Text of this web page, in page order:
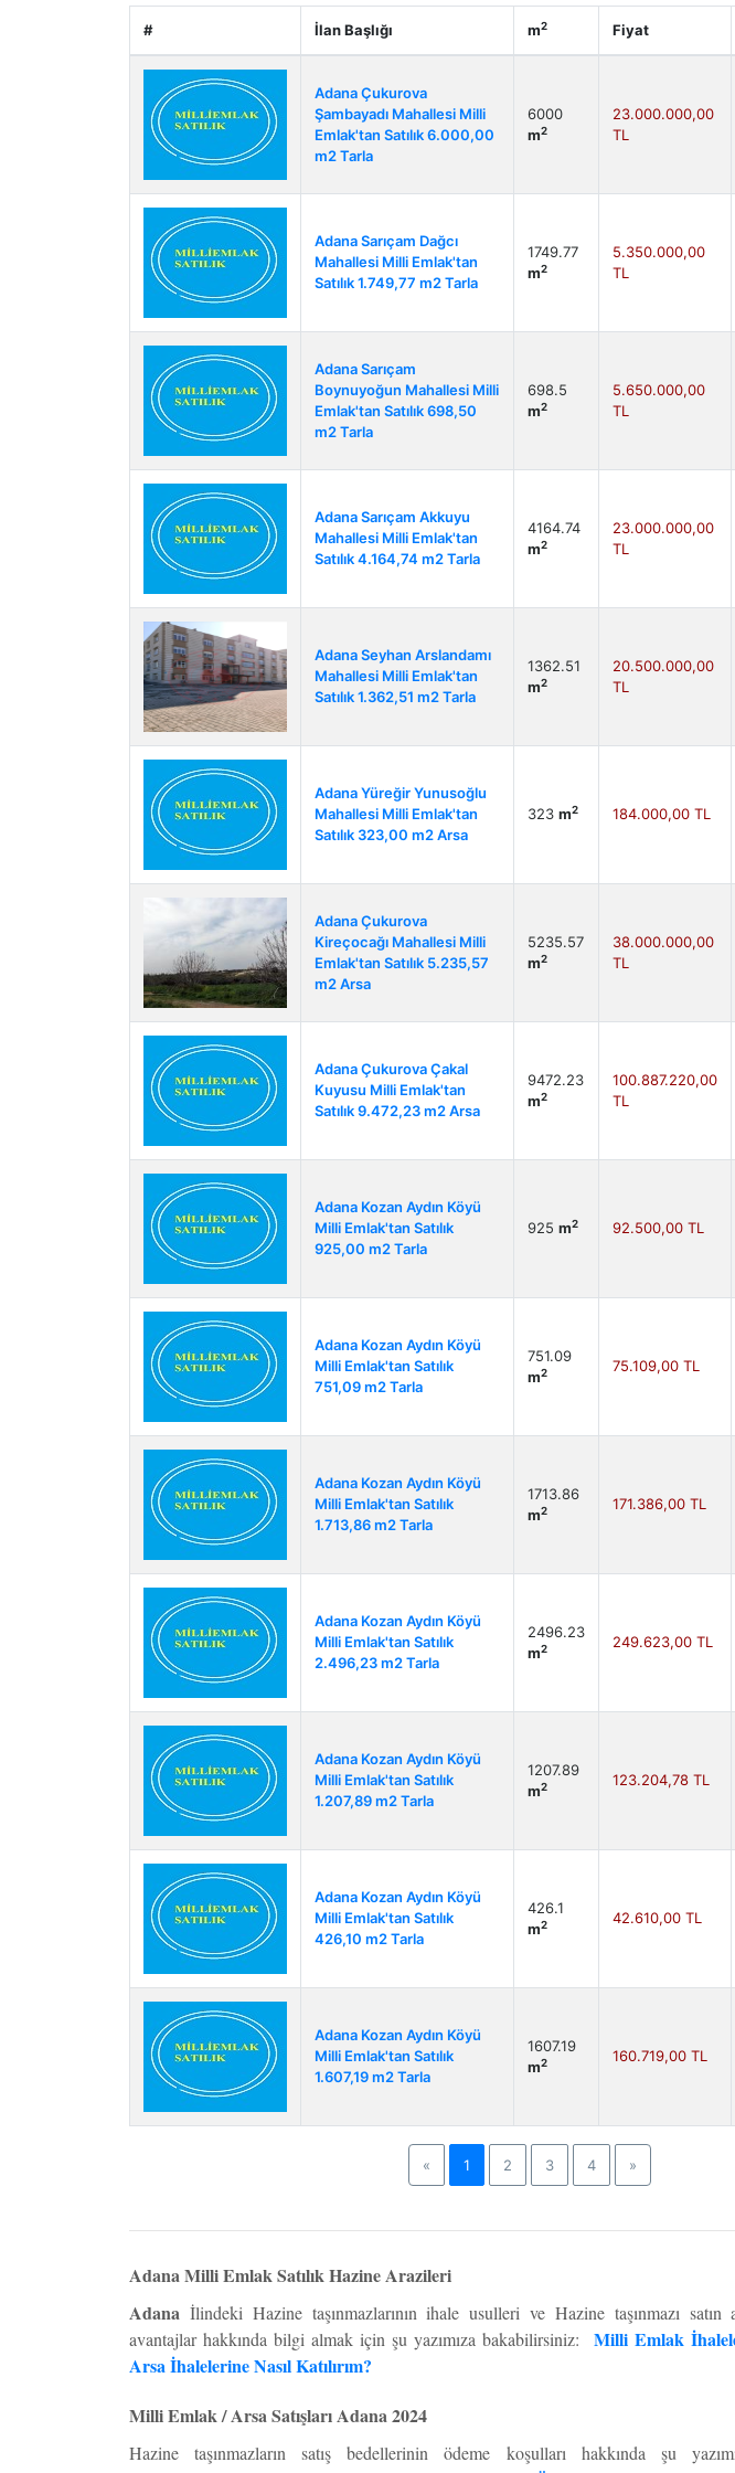
# İlan Başlığı m2 Fiyat
Adana Çukurova
Şambayadı Mahallesi Milli
Emlak'tan Satılık 6.000,00
m2 Tarla
6000
m2
23.000.000,00
TL
Adana Sarıçam Dağcı
Mahallesi Milli Emlak'tan
Satılık 1.749,77 m2 Tarla
1749.77
m2
5.350.000,00
TL
Adana Sarıçam
Boynuyoğun Mahallesi Milli
Emlak'tan Satılık 698,50
m2 Tarla
698.5
m2
5.650.000,00
TL
Adana Sarıçam Akkuyu
Mahallesi Milli Emlak'tan
Satılık 4.164,74 m2 Tarla
4164.74
m2
23.000.000,00
TL
Adana Seyhan Arslandamı
Mahallesi Milli Emlak'tan
Satılık 1.362,51 m2 Tarla
1362.51
m2
20.500.000,00
TL
Adana Yüreğir Yunusoğlu
Mahallesi Milli Emlak'tan
Satılık 323,00 m2 Arsa
323 m2 184.000,00 TL
Adana Çukurova
Kireçocağı Mahallesi Milli
Emlak'tan Satılık 5.235,57
m2 Arsa
5235.57
m2
38.000.000,00
TL
Adana Çukurova Çakal
Kuyusu Milli Emlak'tan
Satılık 9.472,23 m2 Arsa
9472.23
m2
100.887.220,00
TL
Adana Kozan Aydın Köyü
Milli Emlak'tan Satılık
925,00 m2 Tarla
925 m2 92.500,00 TL
Adana Kozan Aydın Köyü
Milli Emlak'tan Satılık
751,09 m2 Tarla
751.09
m2 75.109,00 TL
Adana Kozan Aydın Köyü
Milli Emlak'tan Satılık
1.713,86 m2 Tarla
1713.86
m2 171.386,00 TL
Adana Kozan Aydın Köyü
Milli Emlak'tan Satılık
2.496,23 m2 Tarla
2496.23
m2 249.623,00 TL
Adana Kozan Aydın Köyü
Milli Emlak'tan Satılık
1.207,89 m2 Tarla
1207.89
m2 123.204,78 TL
Adana Kozan Aydın Köyü
Milli Emlak'tan Satılık
426,10 m2 Tarla
426.1
m2 42.610,00 TL
Adana Kozan Aydın Köyü
Milli Emlak'tan Satılık
1.607,19 m2 Tarla
1607.19
m2 160.719,00 TL
«Previous
1 2 3 4 »Next
Adana Milli Emlak Satılık Hazine Arazileri
Adana İlindeki Hazine taşınmazlarının ihale usulleri ve Hazine taşınmazı
avantajlar hakkında bilgi almak için şu yazımıza bakabilirsiniz:Milli Emlak
Arsa İhalelerine Nasıl Katılırım?
Milli Emlak / Arsa Satışları Adana 2024
Hazine taşınmazların satış bedellerinin ödeme koşulları hakkında şu